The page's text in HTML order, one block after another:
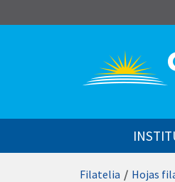
Filatelia / Hojas